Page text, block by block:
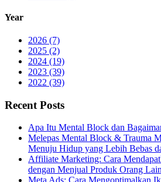
Year
2026 (7)
2025 (2)
2024 (19)
2023 (39)
2022 (39)
Recent Posts
Apa Itu Mental Block dan
Melepas Mental Block & Trauma
Menuju Hidup yang Lebih Bebas
Affiliate Marketing: Cara
dengan Menjual Produk Orang